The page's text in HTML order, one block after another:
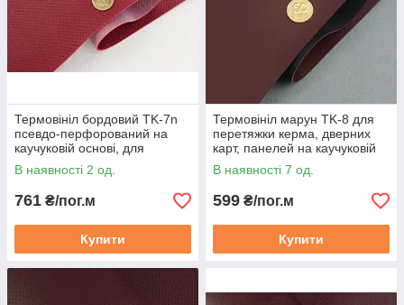
Термовініл бордовий TK-7n
псевдо-перфорований на
каучуковій основі, для
перетяжки керма, дверних
карт
В наявності 2 од.
761 ₴/пог.м
Купити
Термовініл марун TK-8 для
перетяжки керма, дверних
карт, панелей на каучуковій
основі
В наявності 7 од.
599 ₴/пог.м
Купити